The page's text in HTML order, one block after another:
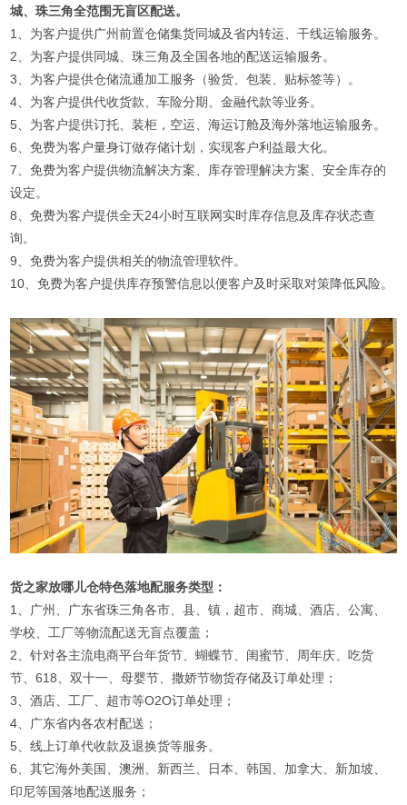
城、珠三角全范围无盲区配送。
1、为客户提供广州前置仓储集货同城及省内转运、干线运输服务。
2、为客户提供同城、珠三角及全国各地的配送运输服务。
3、为客户提供仓储流通加工服务（验货、包装、贴标签等）。
4、为客户提供代收货款、车险分期、金融代款等业务。
5、为客户提供订托、装柜，空运、海运订舱及海外落地运输服务。
6、免费为客户量身订做存储计划，实现客户利益最大化。
7、免费为客户提供物流解决方案、库存管理解决方案、安全库存的
设定。
8、免费为客户提供全天24小时互联网实时库存信息及库存状态查
询。
9、免费为客户提供相关的物流管理软件。
10、免费为客户提供库存预警信息以便客户及时采取对策降低风险。
货之家放哪儿仓特色落地配服务类型：
1、广州、广东省珠三角各市、县、镇，超市、商城、酒店、公寓、
学校、工厂等物流配送无盲点覆盖；
2、针对各主流电商平台年货节、蝴蝶节、闺蜜节、周年庆、吃货
节、618、双十一、母婴节、撒娇节物货存储及订单处理；
3、酒店、工厂、超市等O2O订单处理；
4、广东省内各农村配送；
5、线上订单代收款及退换货等服务。
6、其它海外美国、澳洲、新西兰、日本、韩国、加拿大、新加坡、
印尼等国落地配送服务；